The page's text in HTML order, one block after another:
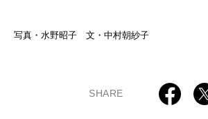
写真・水野昭子 文・中村朝紗子
SHARE